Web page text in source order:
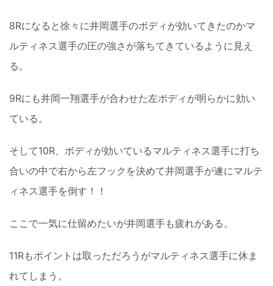
8Rになると徐々に井岡選手のボディが効いてきたのかマ
ルティネス選手の圧の強さが落ちてきているように見え
る。
9Rにも井岡一翔選手が合わせた左ボディが明らかに効い
ている。
そして10R、ボディが効いているマルティネス選手に打ち
合いの中で右から左フックを決めて井岡選手が遂にマルテ
ィネス選手を倒す！！
ここで一気に仕留めたいが井岡選手も疲れがある。
11Rもポイントは取っただろうがマルティネス選手に休ま
れてしまう。